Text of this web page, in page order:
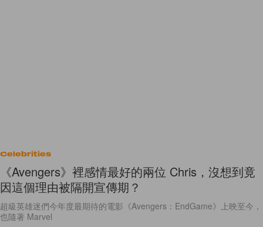
Celebrities
《Avengers》裡感情最好的兩位 Chris，沒想到竟
因這個理由被隔開宣傳期？
超級英雄迷們今年度最期待的電影《Avengers：EndGame》上映至今，
也隨著 Marvel